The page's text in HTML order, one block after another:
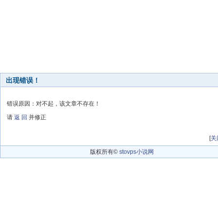
出现错误！
错误原因：对不起，该文章不存在！
请 返 回 并修正
[关
版权所有© stovps小说网